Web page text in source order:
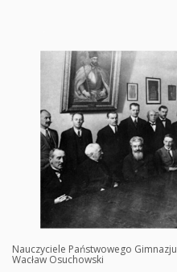
Nauczyciele Państwowego
Wacław Osuchowski